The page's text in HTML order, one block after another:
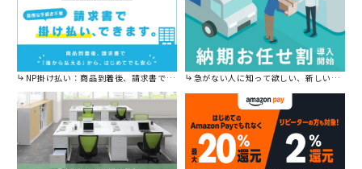
NP掛け払い：商品到着後、請求書で後から払えます。 急がない人に知って欲しい、新しい割引を始めました。